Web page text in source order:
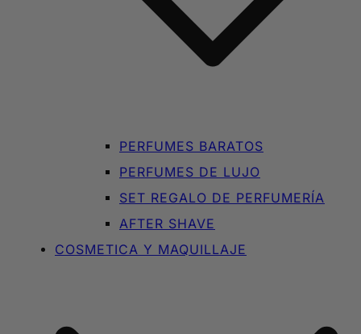
PERFUMES BARATOS
PERFUMES DE LUJO
SET REGALO DE PERFUMERÍA
AFTER SHAVE
COSMETICA Y MAQUILLAJE